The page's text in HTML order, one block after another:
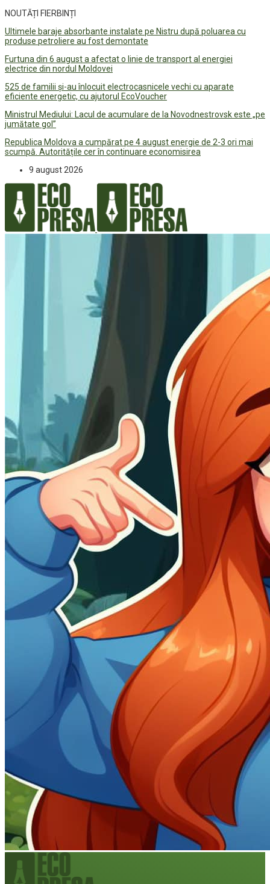
NOUTĂȚI FIERBINȚI
Ultimele baraje absorbante instalate pe Nistru după poluarea cu
produse petroliere au fost demontate
Furtuna din 6 august a afectat o linie de transport al energiei
electrice din nordul Moldovei
525 de familii și-au înlocuit electrocasnicele vechi cu aparate
eficiente energetic, cu ajutorul EcoVoucher
Ministrul Mediului: Lacul de acumulare de la Novodnestrovsk este „pe
jumătate gol”
Republica Moldova a cumpărat pe 4 august energie de 2-3 ori mai
scumpă. Autoritățile cer în continuare economisirea
9 august 2026